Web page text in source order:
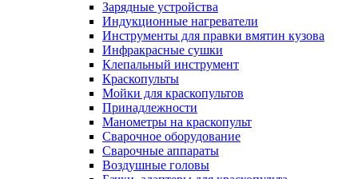
Зарядные устройства
Индукционные нагреватели
Инструменты для правки вмятин кузова
Инфракрасные сушки
Клепальный инструмент
Краскопульты
Мойки для краскопультов
Принадлежности
Манометры на краскопульт
Сварочное оборудование
Сварочные аппараты
Воздушные головы